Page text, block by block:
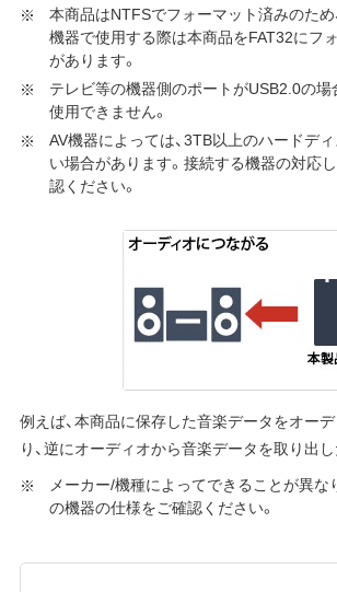
本商品はNTFSでフォーマット済みのため
機器で使用する際は本商品をFAT32にフ
があります。
テレビ等の機器側のポートがUSB2.0の場
使用できません。
AV機器によっては、3TB以上のハードデ
い場合があります。接続する機器の対応
認ください。
例えば、本商品に保存した音楽データをオー
り、逆にオーディオから音楽データを取り出し
メーカー/機種によってできることが異な
の機器の仕様をご確認ください。